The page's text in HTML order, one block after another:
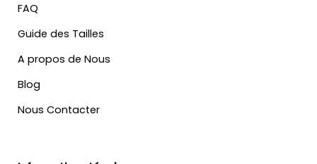
FAQ
Guide des Tailles
A propos de Nous
Blog
Nous Contacter